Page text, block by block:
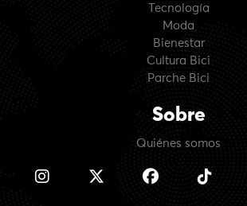
Tecnología
Moda
Bienestar
Cultura Bici
Parche Bici
Sobre
Quiénes somos